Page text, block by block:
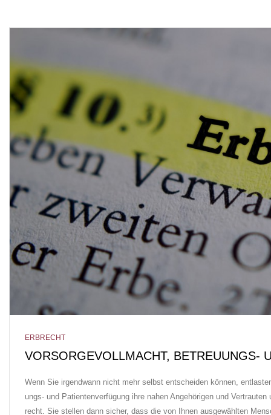
ERBRECHT
VOR­SOR­GE­VOLL­MACHT, BE­TREU­UNGS-
Wenn Sie ir­gend­wann nicht mehr selbst ent­schei­den kön­nen,
ungs- und Pa­tien­ten­ver­fü­gung ih­re na­hen An­ge­hö­ri­gen und
recht. Sie stel­len dann si­cher, dass die von Ih­nen aus­ge­wähl­ten